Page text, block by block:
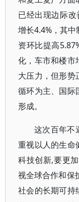
已经出现边际
增长4.4%，其
资环比提高
化，车市和楼市
大压力，但形势
循环为主、国际
形成。
这次百年不
重视以人的生命
科技创新,要更
视全球合作和保
社会的长期可持